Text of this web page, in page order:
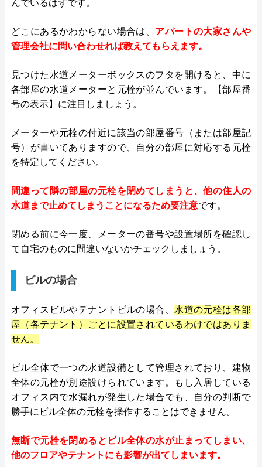
んでいるはずです。
どこにあるかわからない場合は、 アパートの大家さんや
管理会社に問い合わせれば教えてもらえます。
見つけた水道メーターボックスのフタを開けると、中に
各部屋の水道メーターと元栓が並んでいます。【部屋番
号の表示】に注目しましょう。
メーターや元栓の付近に該当の部屋番号（または部屋記
号）が書いてありますので、自分の部屋に対応する元栓
を特定してください。
間違って隣の部屋の元栓を閉めてしまうと、他の住人の
水道まで止めてしまうことになるため要注意です。
閉める前に今一度、メーターの番号や設置場所を確認し
て自宅のものに間違いないかチェックしましょう。
ビルの場合
オフィスビルやテナントビルの場合、 水道の元栓は各部
屋（各テナント）ごとに設置されているわけではありま
せん。
ビル全体で一つの水道設備として管理されており、建物
全体の元栓が別途設けられています。もし入居している
オフィス内で水漏れが発生した場合でも、自分の判断で
勝手にビル全体の元栓を操作することはできません。
無断で元栓を閉めるとビル全体の水が止まってしまい、
他のフロアやテナントにも影響が出てしまいます。